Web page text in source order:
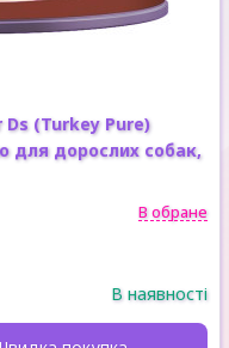
Ds (Turkey Pure)
для дорослих собак,
В обране
В наявності